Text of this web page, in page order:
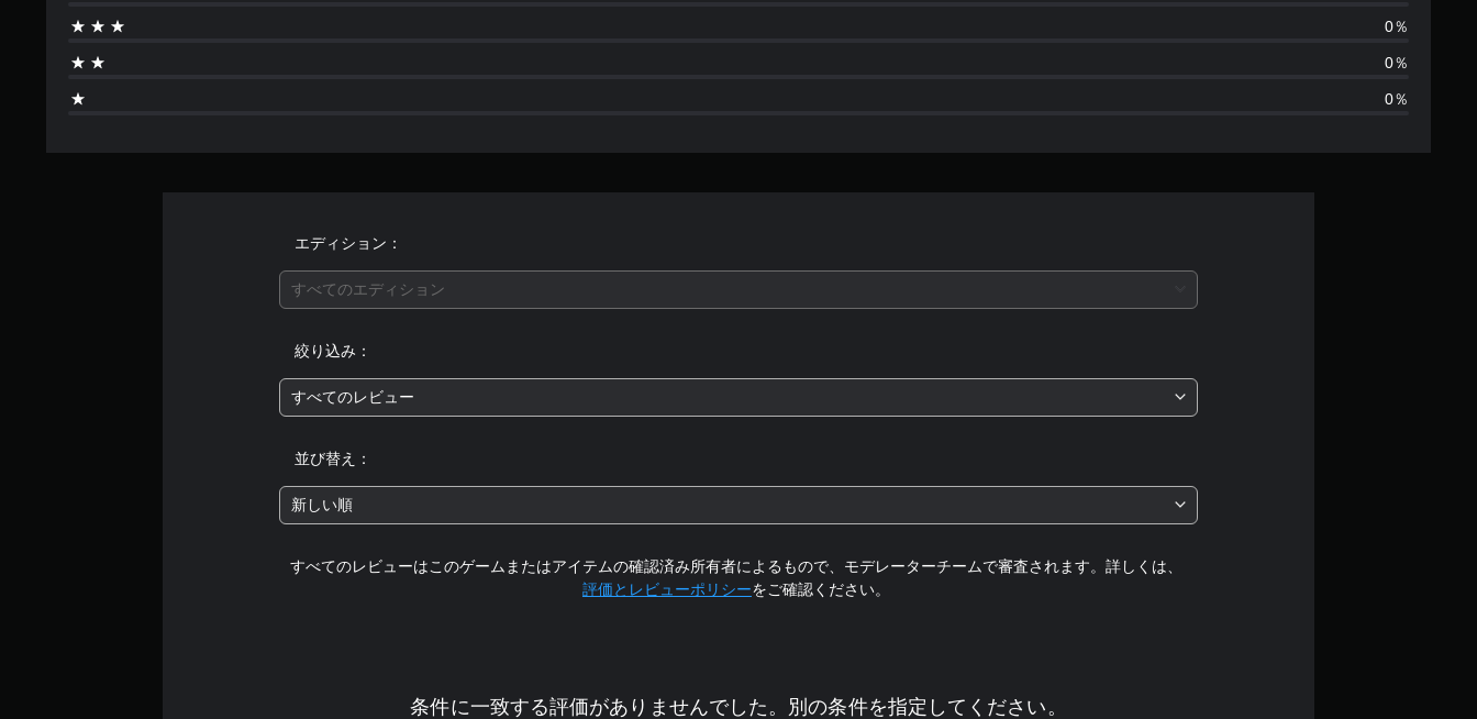
あ
り
ま
せ
0％
0％
0％
エディション：
すべてのエディション
絞り込み：
すべてのレビュー
並び替え：
新しい順
すべてのレビューはこのゲームまたはアイテムの確認済み所有者によるもので、モデレーターチームで審査されます。詳しくは、
評価とレビューポリシーをご確認ください。
条件に一致する評価がありませんでした。別の条件を指定してください。